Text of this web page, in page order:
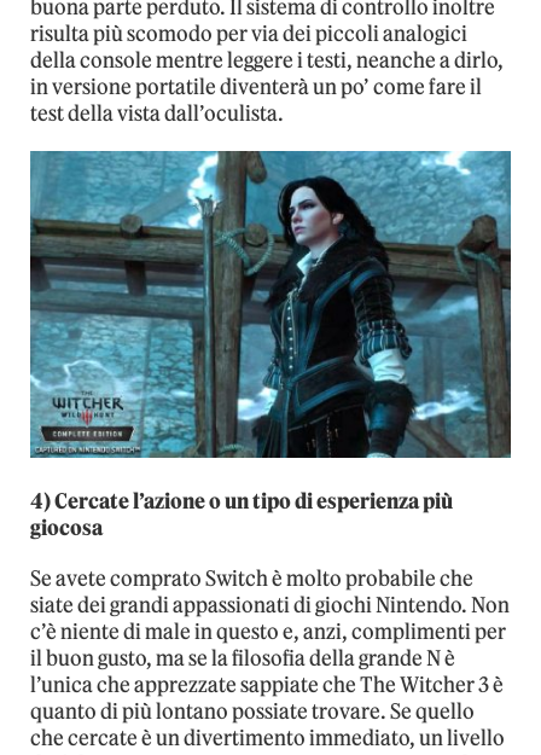
buona parte perduto. Il sistema di controllo inoltre
risulta più scomodo per via dei piccoli analogici
della console mentre leggere i testi, neanche a dirlo,
in versione portatile diventerà un po’ come fare il
test della vista dall’oculista.
4) Cercate l’azione o un tipo di esperienza più
giocosa
Se avete comprato Switch è molto probabile che
siate dei grandi appassionati di giochi Nintendo. Non
c’è niente di male in questo e, anzi, complimenti per
il buon gusto, ma se la filosofia della grande N è
l’unica che apprezzate sappiate che The Witcher 3 è
quanto di più lontano possiate trovare. Se quello
che cercate è un divertimento immediato, un livello